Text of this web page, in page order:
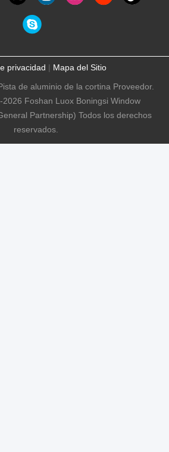
privacidad | Mapa del Sitio
de aluminio de la cortina Proveedor.
Foshan Luox Boningsi Window
Partnership) Todos los derechos
reservados.